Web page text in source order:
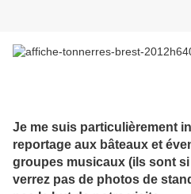
Je me suis particulièrement
reportage aux bâteaux et
groupes musicaux (ils sont
verrez pas de photos de